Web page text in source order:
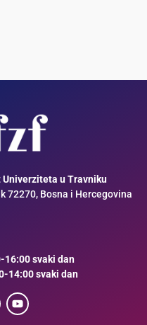
u Travniku
72270, Bosna i Hercegovina
16:00 svaki dan
14:00 svaki dan